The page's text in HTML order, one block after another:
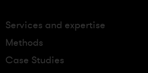
Services and expertise
Methods
Case Studies